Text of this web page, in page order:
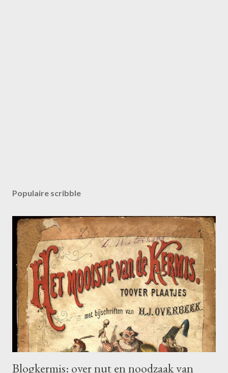
Populaire scribble
Blogkermis: over nut en noodzaak van